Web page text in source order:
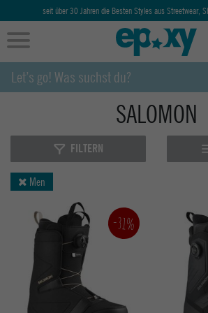
seit über 30 Jahren die Besten Styles aus Streetwear,
SALOMON
FILTERN
Men
-31%